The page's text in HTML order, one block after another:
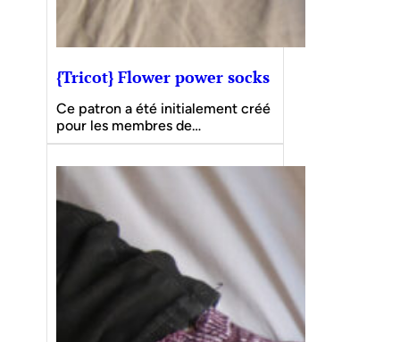
{Tricot} Flower power socks
Ce patron a été initialement créé
pour les membres de…